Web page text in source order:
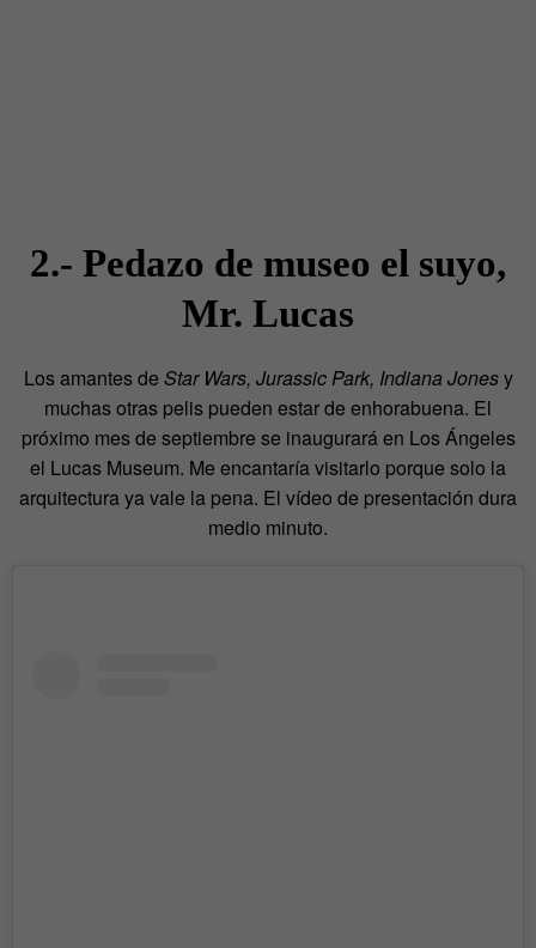
2.- Pedazo de museo el suyo,
Mr. Lucas
Los amantes de Star Wars, Jurassic Park, Indiana Jonesy
muchas otras pelis pueden estar de enhorabuena. El
próximo mes de septiembre se inaugurará en Los Ángeles
el Lucas Museum. Me encantaría visitarlo porque solo la
arquitectura ya vale la pena. El vídeo de presentación dura
medio minuto.